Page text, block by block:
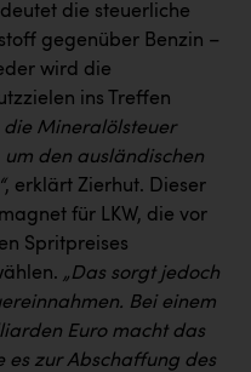
die steuerliche
gegenüber Benzin –
wird die
ins Treffen
die Mineralölsteuer
den ausländischen
, erklärt Zierhut. Dieser
für LKW, die vor
Spritpreises
„Das sorgt jedoch
Bei einem
Euro macht das
es zur Abschaffung des